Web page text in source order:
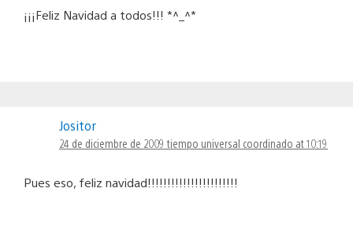
¡¡¡Feliz Navidad a todos!!! *^_^*
Jositor
24 de diciembre de 2009 tiempo universal coordinado at 10:19
Pues eso, feliz navidad!!!!!!!!!!!!!!!!!!!!!!!